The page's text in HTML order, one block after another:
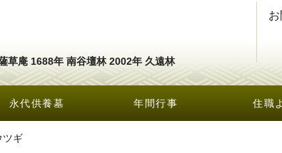
草庵 1688年 南谷壇林 2002年 久遠林
永代供養墓 年間行事 住職
ツギ